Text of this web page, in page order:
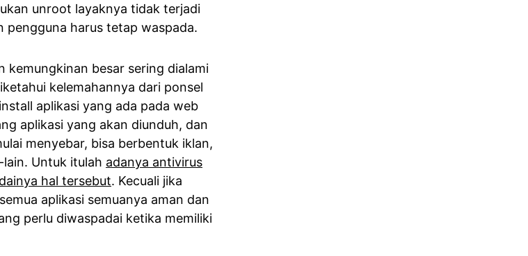
unroot layaknya tidak terjadi
pengguna harus tetap waspada.
kemungkinan besar sering dialami
kelemahannya dari ponsel
aplikasi yang ada pada web
aplikasi yang akan diunduh, dan
menyebar, bisa berbentuk iklan,
Untuk itulah adanya antivirus
hal tersebut. Kecuali jika
aplikasi semuanya aman dan
perlu diwaspadai ketika memiliki